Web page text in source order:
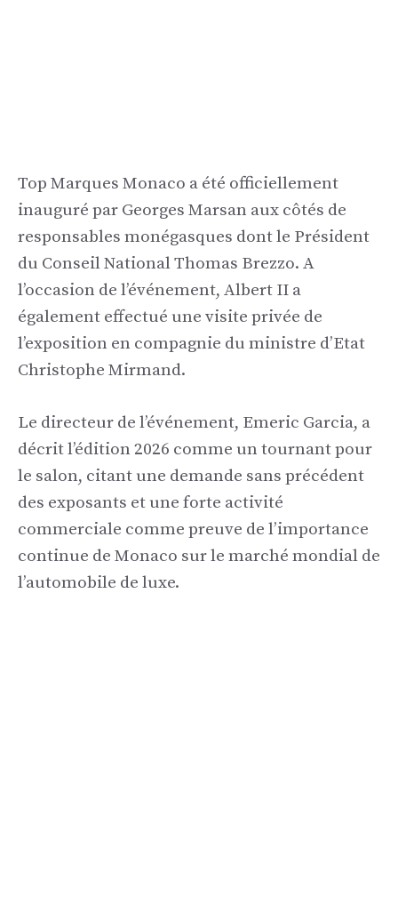
Top Marques Monaco a été officiellement
inauguré par Georges Marsan aux côtés de
responsables monégasques dont le Président
du Conseil National Thomas Brezzo. A
l’occasion de l’événement, Albert II a
également effectué une visite privée de
l’exposition en compagnie du ministre d’Etat
Christophe Mirmand.
Le directeur de l’événement, Emeric Garcia, a
décrit l’édition 2026 comme un tournant pour
le salon, citant une demande sans précédent
des exposants et une forte activité
commerciale comme preuve de l’importance
continue de Monaco sur le marché mondial de
l’automobile de luxe.